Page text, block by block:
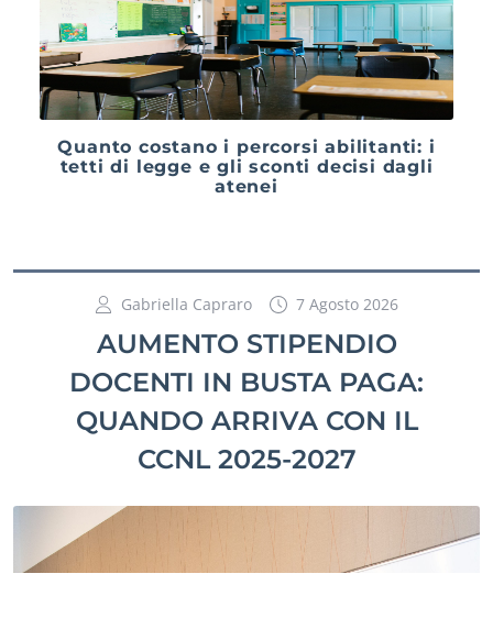
Quanto costano i percorsi abilitanti: i
tetti di legge e gli sconti decisi dagli
atenei
Gabriella Capraro 7 Agosto 2026
AUMENTO STIPENDIO
DOCENTI IN BUSTA PAGA:
QUANDO ARRIVA CON IL
CCNL 2025-2027